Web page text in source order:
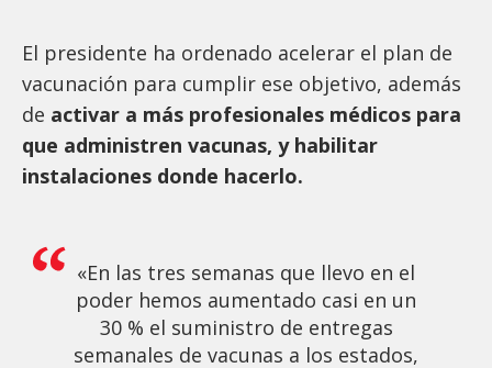
El presidente ha ordenado acelerar el plan de
vacunación para cumplir ese objetivo, además
de activar a más profesionales médicos para
que administren vacunas, y habilitar
instalaciones donde hacerlo.
«En las tres semanas que llevo en el
poder hemos aumentado casi en un
30 % el suministro de entregas
semanales de vacunas a los estados,